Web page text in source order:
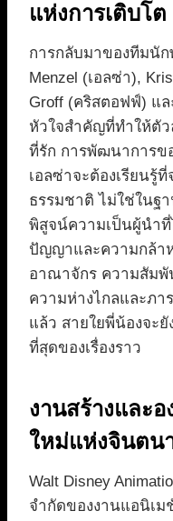
แห่งการเติบโต
การกลับมาของทีมนัก
Menzel (เอลซ่า),
Groff (คริสตอฟฟ์) แล
หัวใจสำคัญที่ทำให้ตั
ที่รัก การพัฒนาการข
เอลซ่าจะต้องเรียนรู้
ธรรมชาติ ไม่ใช่ในฐ
พิสูจน์ความเป็นผู้นำ
ปัญญาและความกล้า
อาณาจักร ความสัมพั
ความห่างไกลและภ
แล้ว สายใยพี่น้องจะ
ที่สุดของเรื่องราว
งานสร้างและ
ใหม่แห่งจินตน
Walt Disney
จำกัดของงานแอนิเม